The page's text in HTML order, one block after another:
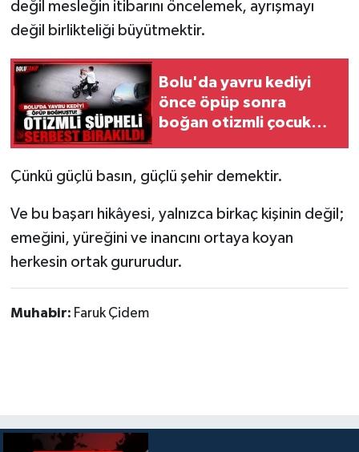
değil mesleğin itibarını öncelemek, ayrışmayı
değil birlikteliği büyütmektir.
Bolu'da yavru kediyi
önce öpüp sonra
boğan otizmli çocuk
Çünkü güçlü basın, güçlü şehir demektir.
Ve bu başarı hikâyesi, yalnızca birkaç kişinin değil;
emeğini, yüreğini ve inancını ortaya koyan
herkesin ortak gururudur.
Muhabir: Faruk Çidem